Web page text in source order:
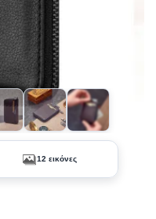
+7
12 εικόνες